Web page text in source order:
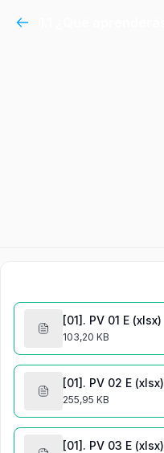
[01]. PV 01 E (xlsx)
103,20 KB
[01]. PV 02 E (xlsx)
255,95 KB
[01]. PV 03 E (xlsx)